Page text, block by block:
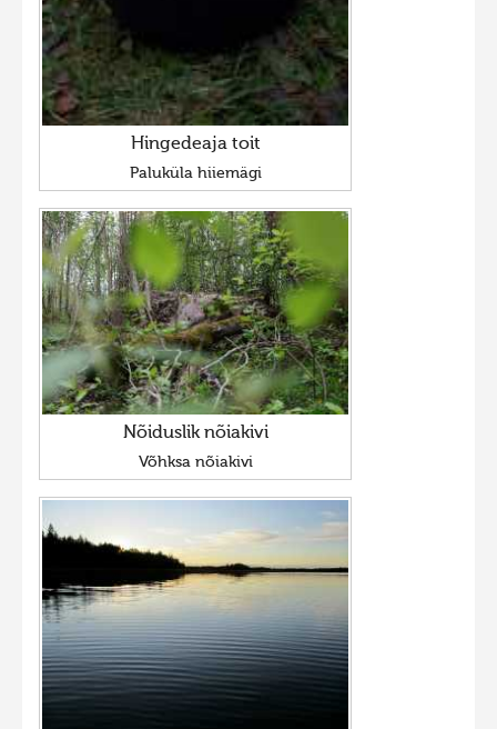
Hingedeaja toit
Paluküla hiiemägi
Nõiduslik nõiakivi
Võhksa nõiakivi